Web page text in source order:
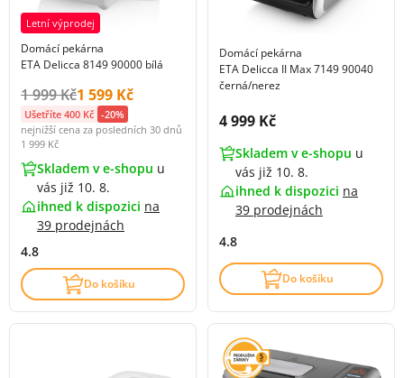
Letní výprodej
Domácí pekárna
ETA Delicca 8149 90000 bílá
Původní cena s DPH:
1 999 KčCena s DPH:
1 599 Kč
Ušetříte 400 Kč -20%
nejnižší cena za posledních 30 dnů
1 999 Kč
Skladem v e-shopu u
vás již 10. 8.
ihned k dispozici na
39 prodejnách
4.8
Do košíku
Domácí pekárna
ETA Delicca II Max 7149 90040
černá/nerez
Cena s DPH:
4 999 Kč
Skladem v e-shopu u
vás již 10. 8.
ihned k dispozici na
39 prodejnách
4.8
Do košíku